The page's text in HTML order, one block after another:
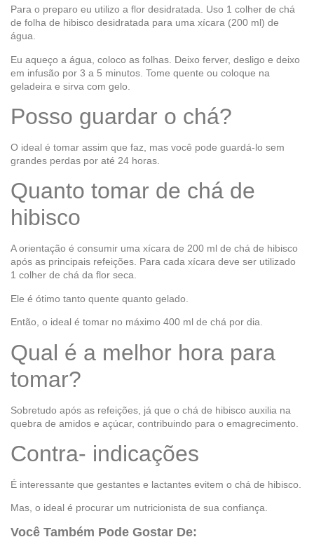
Para o preparo eu utilizo a flor desidratada. Uso 1 colher de chá
de folha de hibisco desidratada para uma xícara (200 ml) de
água.
Eu aqueço a água, coloco as folhas. Deixo ferver, desligo e deixo
em infusão por 3 a 5 minutos. Tome quente ou coloque na
geladeira e sirva com gelo.
Posso guardar o chá?
O ideal é tomar assim que faz, mas você pode guardá-lo sem
grandes perdas por até 24 horas.
Quanto tomar de chá de
hibisco
A orientação é consumir uma xícara de 200 ml de chá de hibisco
após as principais refeições. Para cada xícara deve ser utilizado
1 colher de chá da flor seca.
Ele é ótimo tanto quente quanto gelado.
Então, o ideal é tomar no máximo 400 ml de chá por dia.
Qual é a melhor hora para
tomar?
Sobretudo após as refeições, já que o chá de hibisco auxilia na
quebra de amidos e açúcar, contribuindo para o emagrecimento.
Contra- indicações
É interessante que gestantes e lactantes evitem o chá de hibisco.
Mas, o ideal é procurar um nutricionista de sua confiança.
Você Também Pode Gostar De: